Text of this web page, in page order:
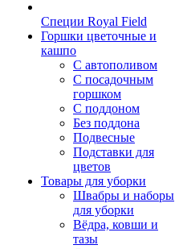
Специи Royal Field
Горшки цветочные и
кашпо
С автополивом
С посадочным
горшком
С поддоном
Без поддона
Подвесные
Подставки для
цветов
Товары для уборки
Швабры и наборы
для уборки
Вёдра, ковши и
тазы